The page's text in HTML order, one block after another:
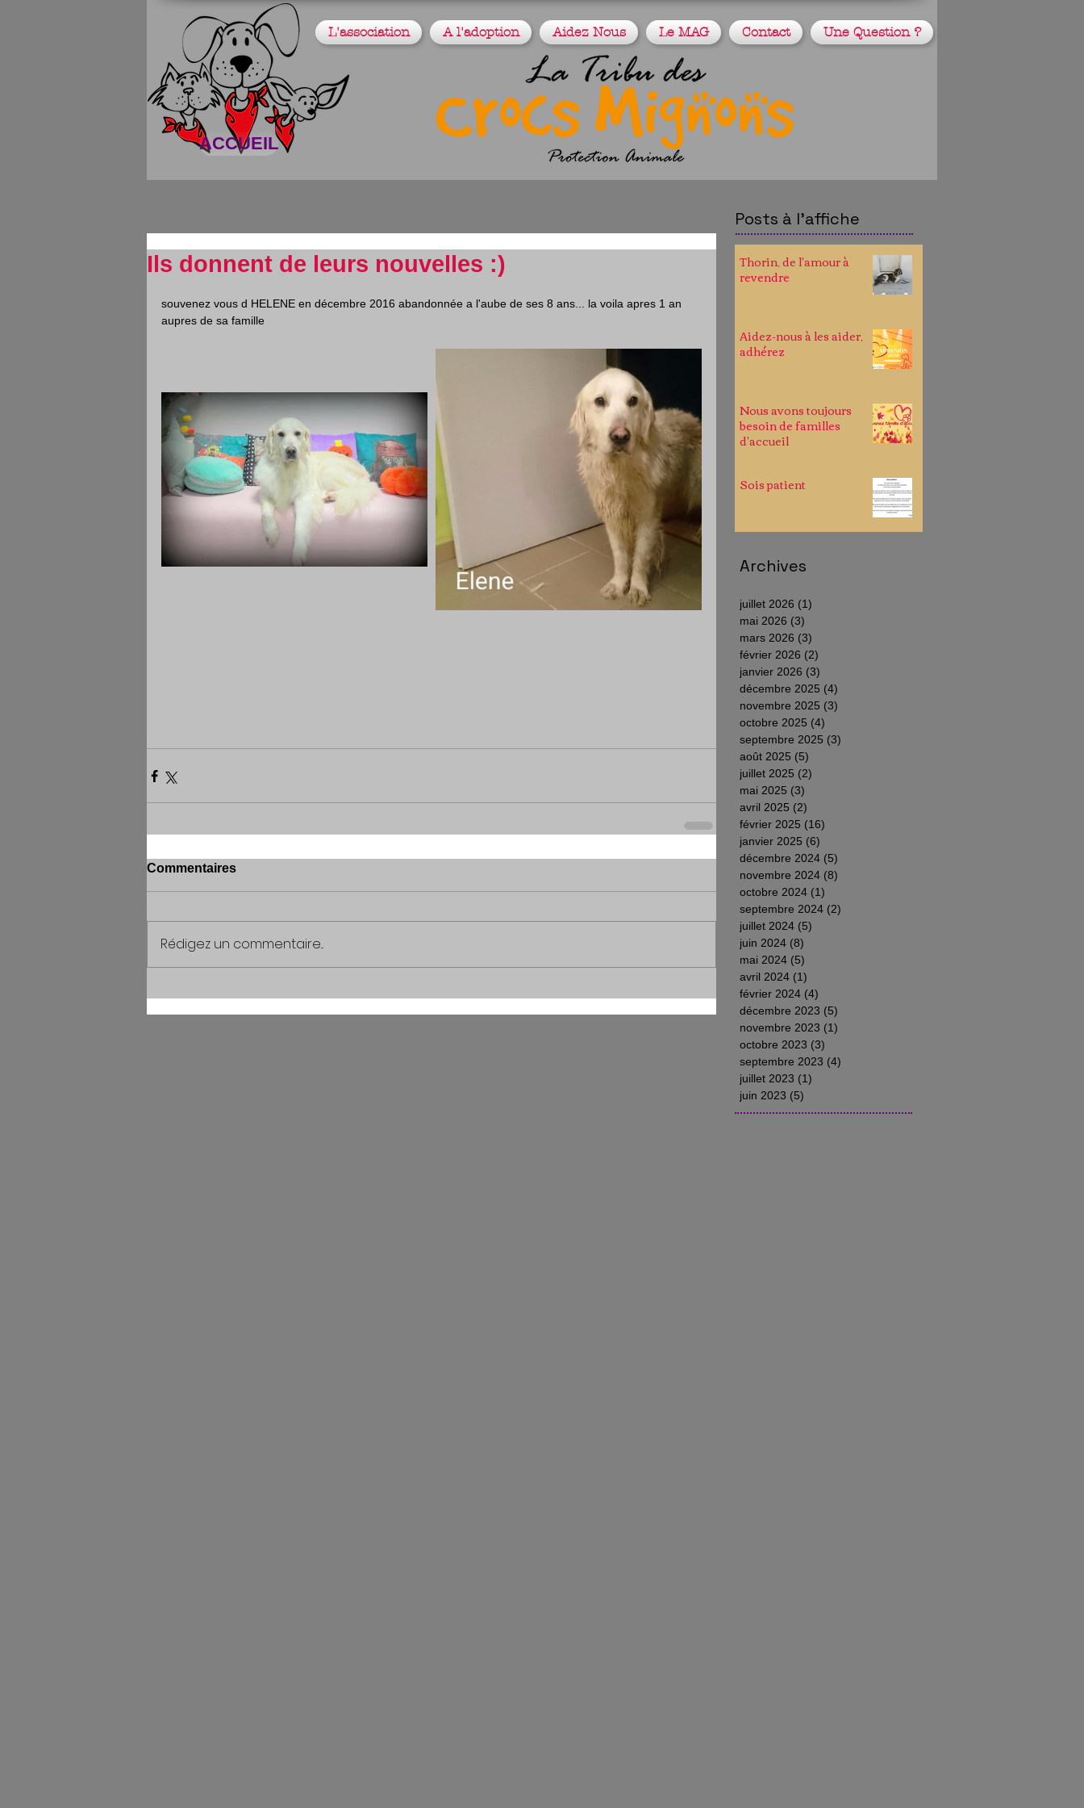
L'association A l'adoption Aidez Nous Le MAG Contact Une Question ?
ACCUEIL
Posts à l'affiche
Ils donnent de leurs nouvelles :)
souvenez vous d HELENE en décembre 2016 abandonnée a l'aube de ses 8 ans... la voila apres 1 an
aupres de sa famille
Commentaires
Rédigez un commentaire...
Thorin, de l'amour à
revendre
Aidez-nous à les aider,
adhérez
Nous avons toujours
besoin de familles
d'accueil
Sois patient
Archives
juillet 2026 (1)
mai 2026 (3)
mars 2026 (3)
février 2026 (2)
janvier 2026 (3)
décembre 2025 (4)
novembre 2025 (3)
octobre 2025 (4)
septembre 2025 (3)
août 2025 (5)
juillet 2025 (2)
mai 2025 (3)
avril 2025 (2)
février 2025 (16)
janvier 2025 (6)
décembre 2024 (5)
novembre 2024 (8)
octobre 2024 (1)
septembre 2024 (2)
juillet 2024 (5)
juin 2024 (8)
mai 2024 (5)
avril 2024 (1)
février 2024 (4)
décembre 2023 (5)
novembre 2023 (1)
octobre 2023 (3)
septembre 2023 (4)
juillet 2023 (1)
juin 2023 (5)